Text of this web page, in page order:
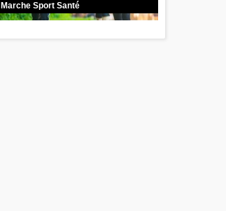
Marche Sport Santé